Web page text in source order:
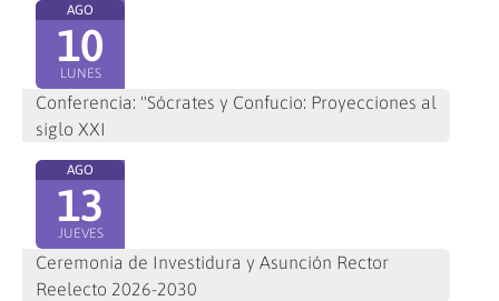
AGO
10
LUNES
Conferencia: "Sócrates y Confucio: Proyecciones al
siglo XXI
AGO
13
JUEVES
Ceremonia de Investidura y Asunción Rector
Reelecto 2026-2030